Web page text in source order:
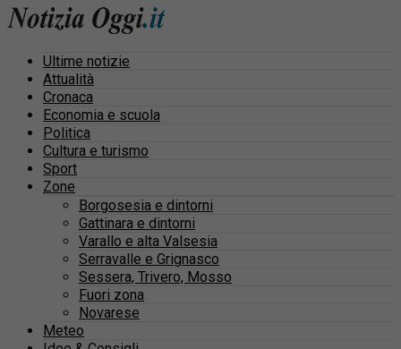
Ultime notizie
Attualità
Cronaca
Economia e scuola
Politica
Cultura e turismo
Sport
Zone
Borgosesia e dintorni
Gattinara e dintorni
Varallo e alta Valsesia
Serravalle e Grignasco
Sessera, Trivero, Mosso
Fuori zona
Novarese
Meteo